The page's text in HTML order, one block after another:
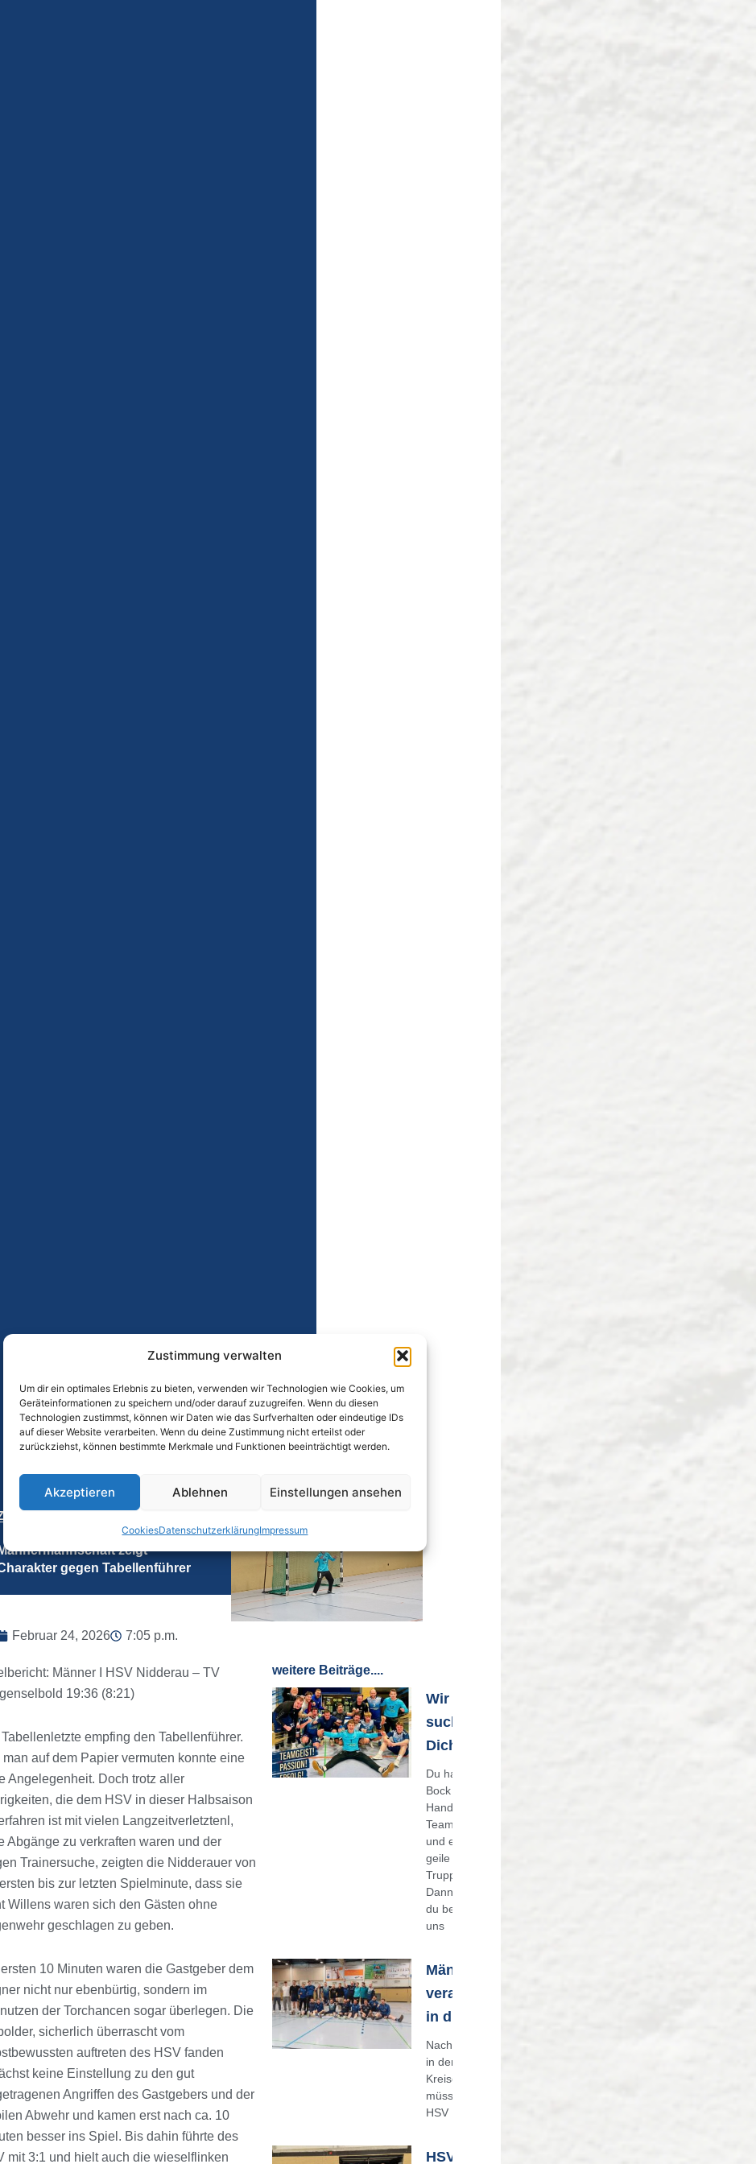
Zustimmung verwalten
Um dir ein optimales Erlebnis zu bieten, verwenden wir Technologien wie Cookies, um
Geräteinformationen zu speichern und/oder darauf zuzugreifen. Wenn du diesen
Technologien zustimmst, können wir Daten wie das Surfverhalten oder eindeutige IDs
auf dieser Website verarbeiten. Wenn du deine Zustimmung nicht erteilst oder
zurückziehst, können bestimmte Merkmale und Funktionen beeinträchtigt werden.
Akzeptieren Ablehnen Einstellungen ansehen
CookiesDatenschutzerklärungImpressum
Männermannschaft zeigt
gegen Tabellenführer
Februar 24, 2026 7:05 p.m.
Männer I HSV Nidderau – TV
19:36 (8:21)
Tabellenletzte empfing den Tabellenführer.
man auf dem Papier vermuten konnte eine
Angelegenheit. Doch trotz aller
die dem HSV in dieser Halbsaison
ist mit vielen Langzeitverletztenl,
Abgänge zu verkraften waren und der
Trainersuche, zeigten die Nidderauer von
bis zur letzten Spielminute, dass sie
Willens waren sich den Gästen ohne
geschlagen zu geben.
10 Minuten waren die Gastgeber dem
nicht nur ebenbürtig, sondern im
der Torchancen sogar überlegen. Die
sicherlich überrascht vom
auftreten des HSV fanden
keine Einstellung zu den gut
Angriffen des Gastgebers und der
Abwehr und kamen erst nach ca. 10
besser ins Spiel. Bis dahin führte des
mit 3:1 und hielt auch die wieselflinken
weitere Beiträge....
Wir
suchen
Dich
Du hast
Bock auf
Handball,
Teamgeist
und eine
geile
Truppe?
Dann bist
du bei
uns
Männermannschaft
verabschiedet sich
in die Bezirksliga
Nach nunmehr 2 Jahren
in der Bezirksoberliga des
Kreises Offenbach-Hanau
müssen die Männer des
HSV
HSV Damen